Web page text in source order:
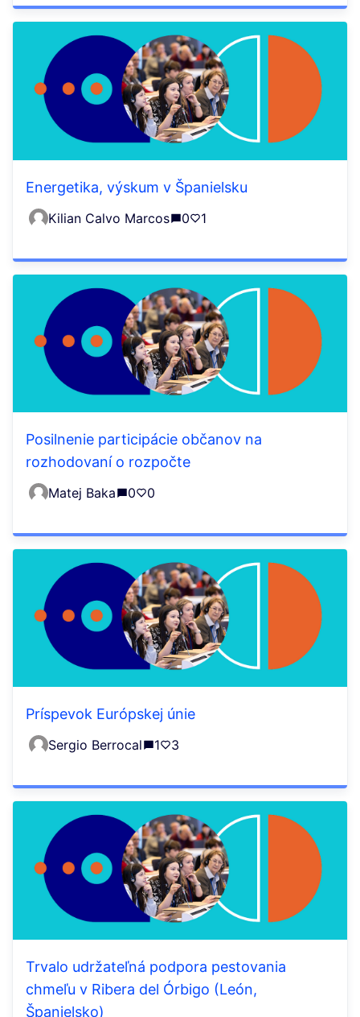
Energetika, výskum v Španielsku
Kilian Calvo Marcos 0 1
Posilnenie participácie občanov na
rozhodovaní o rozpočte
Matej Baka 0 0
Príspevok Európskej únie
Sergio Berrocal 1 3
Trvalo udržateľná podpora pestovania
chmeľu v Ribera del Órbigo (León,
Španielsko)